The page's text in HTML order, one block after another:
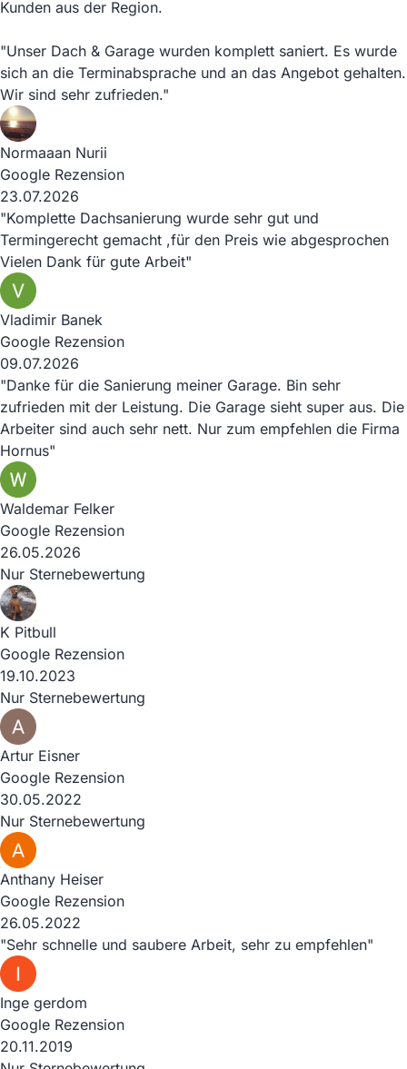
Kunden aus der Region.
"Unser Dach & Garage wurden komplett saniert. Es wurde
sich an die Terminabsprache und an das Angebot gehalten.
Wir sind sehr zufrieden."
Normaaan Nurii
Google Rezension
23.07.2026
"Komplette Dachsanierung wurde sehr gut und
Termingerecht gemacht ,für den Preis wie abgesprochen
Vielen Dank für gute Arbeit"
Vladimir Banek
Google Rezension
09.07.2026
"Danke für die Sanierung meiner Garage. Bin sehr
zufrieden mit der Leistung. Die Garage sieht super aus. Die
Arbeiter sind auch sehr nett. Nur zum empfehlen die Firma
Hornus"
Waldemar Felker
Google Rezension
26.05.2026
Nur Sternebewertung
K Pitbull
Google Rezension
19.10.2023
Nur Sternebewertung
Artur Eisner
Google Rezension
30.05.2022
Nur Sternebewertung
Anthany Heiser
Google Rezension
26.05.2022
"Sehr schnelle und saubere Arbeit, sehr zu empfehlen"
Inge gerdom
Google Rezension
20.11.2019